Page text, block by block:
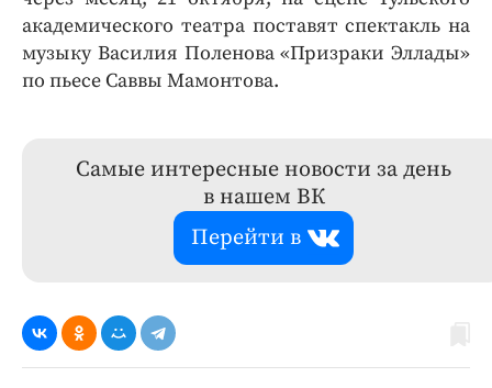
академического театра поставят спектакль на
музыку Василия Поленова «Призраки Эллады»
по пьесе Саввы Мамонтова.
Самые интересные новости за день
в нашем ВК
Перейти в